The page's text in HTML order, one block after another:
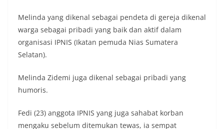
Melinda yang dikenal sebagai pendeta di gereja dikenal
warga sebagai pribadi yang baik dan aktif dalam
organisasi IPNIS (Ikatan pemuda Nias Sumatera
Selatan).
Melinda Zidemi juga dikenal sebagai pribadi yang
humoris.
Fedi (23) anggota IPNIS yang juga sahabat korban
mengaku sebelum ditemukan tewas, ia sempat